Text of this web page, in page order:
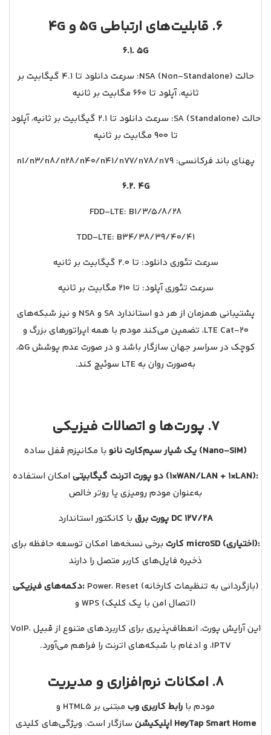
6. قابلیت‌های ارتباطی 5G و 4G
6.1. 5G
حالت NSA (Non‑Standalone): سرعت دانلود تا ۴.۱ گیگابیت بر
ثانیه، آپلود تا ۶۶۰ مگابیت بر ثانیه
حالت SA (Standalone): سرعت دانلود تا ۲.۱ گیگابیت بر ثانیه، آپلود
تا ۹۰۰ مگابیت بر ثانیه
پهنای باند فرکانسی: n1/n3/n8/n28/n40/n41/n77/n78/n79
6.2. 4G
FDD‑LTE: B1/3/5/8/28
TDD‑LTE: B34/38/39/40/41
سرعت تئوری دانلود: تا ۲.۰ گیگابیت بر ثانیه
سرعت تئوری آپلود: تا ۲۱۰ مگابیت بر ثانیه
پشتیبانی همزمان از هر دو استاندارد SA و NSA و نیز شبکه‌های
LTE Cat‑20، تضمین می‌کند مودم با همه اپراتورهای بزرگ و
کوچک در سراسر جهان سازگار باشد و در صورت عدم پوشش 5G،
به‌صورت روان به LTE سوئیچ کند.
7. پورت‌ها و اتصالات فیزیکی
یک شیار سیم‌کارت نانو (Nano‑SIM)
با مکانیزم قفل ساده
دو پورت اترنت گیگابیتی (1×WAN/LAN + 1×LAN):
امکان استفاده
به‌عنوان مودم رومیزی یا روتر خالص
پورت برق DC 12V/2A
با کانکتور استاندارد
کارت microSD (اختیاری):
برخی نسخه‌ها امکان توسعه حافظه برای
ذخیره فایل‌های کاربر متصل را دارند
دکمه‌های فیزیکی: Power، Reset (بازگردانی به تنظیمات کارخانه)
و WPS (اتصال امن با یک کلیک)
این آرایش پورت، انعطاف‌پذیری برای کاربردهای متنوع از قبیل VoIP،
IPTV، و ادغام با شبکه‌های اترنت را فراهم می‌آورد.
8. امکانات نرم‌افزاری و مدیریت
مودم با رابط کاربری وب مبتنی بر HTML5 و
اپلیکیشن HeyTap Smart Home
سازگار است. ویژگی‌های کلیدی